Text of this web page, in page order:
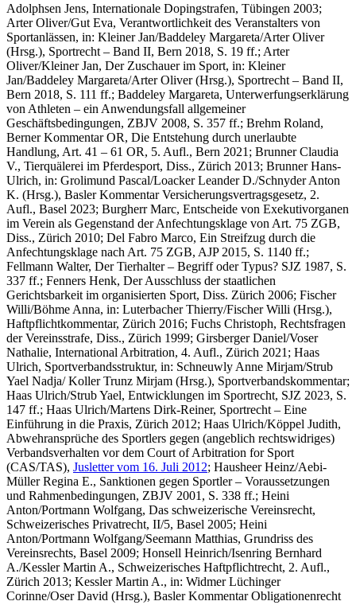
Adolphsen Jens, Internationale Dopingstrafen, Tübingen 2003;
Arter Oliver/Gut Eva, Verantwortlichkeit des Veranstalters von
Sportanlässen, in: Kleiner Jan/Baddeley Margareta/Arter Oliver
(Hrsg.), Sportrecht – Band II, Bern 2018, S. 19 ff.; Arter
Oliver/Kleiner Jan, Der Zuschauer im Sport, in: Kleiner
Jan/Baddeley Margareta/Arter Oliver (Hrsg.), Sportrecht – Band II,
Bern 2018, S. 111 ff.; Baddeley Margareta, Unterwerfungserklärung
von Athleten – ein Anwendungsfall allgemeiner
Geschäftsbedingungen, ZBJV 2008, S. 357 ff.; Brehm Roland,
Berner Kommentar OR, Die Entstehung durch unerlaubte
Handlung, Art. 41 – 61 OR, 5. Aufl., Bern 2021; Brunner Claudia
V., Tierquälerei im Pferdesport, Diss., Zürich 2013; Brunner Hans-
Ulrich, in: Grolimund Pascal/Loacker Leander D./Schnyder Anton
K. (Hrsg.), Basler Kommentar Versicherungsvertragsgesetz, 2.
Aufl., Basel 2023; Burgherr Marc, Entscheide von Exekutivorganen
im Verein als Gegenstand der Anfechtungsklage von Art. 75 ZGB,
Diss., Zürich 2010; Del Fabro Marco, Ein Streifzug durch die
Anfechtungsklage nach Art. 75 ZGB, AJP 2015, S. 1140 ff.;
Fellmann Walter, Der Tierhalter – Begriff oder Typus? SJZ 1987, S.
337 ff.; Fenners Henk, Der Ausschluss der staatlichen
Gerichtsbarkeit im organisierten Sport, Diss. Zürich 2006; Fischer
Willi/Böhme Anna, in: Luterbacher Thierry/Fischer Willi (Hrsg.),
Haftpflichtkommentar, Zürich 2016; Fuchs Christoph, Rechtsfragen
der Vereinsstrafe, Diss., Zürich 1999; Girsberger Daniel/Voser
Nathalie, International Arbitration, 4. Aufl., Zürich 2021; Haas
Ulrich, Sportverbandsstruktur, in: Schneuwly Anne Mirjam/Strub
Yael Nadja/ Koller Trunz Mirjam (Hrsg.), Sportverbandskommentar;
Haas Ulrich/Strub Yael, Entwicklungen im Sportrecht, SJZ 2023, S.
147 ff.; Haas Ulrich/Martens Dirk-Reiner, Sportrecht – Eine
Einführung in die Praxis, Zürich 2012; Haas Ulrich/Köppel Judith,
Abwehransprüche des Sportlers gegen (angeblich rechtswidriges)
Verbandsverhalten vor dem Court of Arbitration for Sport
(CAS/TAS), Jusletter vom 16. Juli 2012; Hausheer Heinz/Aebi-
Müller Regina E., Sanktionen gegen Sportler – Voraussetzungen
und Rahmenbedingungen, ZBJV 2001, S. 338 ff.; Heini
Anton/Portmann Wolfgang, Das schweizerische Vereinsrecht,
Schweizerisches Privatrecht, II/5, Basel 2005; Heini
Anton/Portmann Wolfgang/Seemann Matthias, Grundriss des
Vereinsrechts, Basel 2009; Honsell Heinrich/Isenring Bernhard
A./Kessler Martin A., Schweizerisches Haftpflichtrecht, 2. Aufl.,
Zürich 2013; Kessler Martin A., in: Widmer Lüchinger
Corinne/Oser David (Hrsg.), Basler Kommentar Obligationenrecht